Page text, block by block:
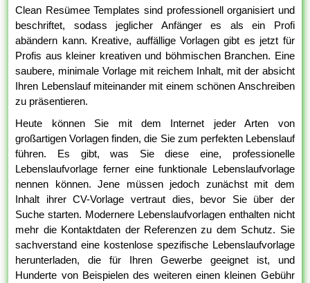
Clean Resümee Templates sind professionell organisiert und
beschriftet, sodass jeglicher Anfänger es als ein Profi
abändern kann. Kreative, auffällige Vorlagen gibt es jetzt für
Profis aus kleiner kreativen und böhmischen Branchen. Eine
saubere, minimale Vorlage mit reichem Inhalt, mit der absicht
Ihren Lebenslauf miteinander mit einem schönen Anschreiben
zu präsentieren.
Heute können Sie mit dem Internet jeder Arten von
großartigen Vorlagen finden, die Sie zum perfekten Lebenslauf
führen. Es gibt, was Sie diese eine, professionelle
Lebenslaufvorlage ferner eine funktionale Lebenslaufvorlage
nennen können. Jene müssen jedoch zunächst mit dem
Inhalt ihrer CV-Vorlage vertraut dies, bevor Sie über der
Suche starten. Modernere Lebenslaufvorlagen enthalten nicht
mehr die Kontaktdaten der Referenzen zu dem Schutz. Sie
sachverstand eine kostenlose spezifische Lebenslaufvorlage
herunterladen, die für Ihren Gewerbe geeignet ist, und
Hunderte von Beispielen des weiteren einen kleinen Gebühr